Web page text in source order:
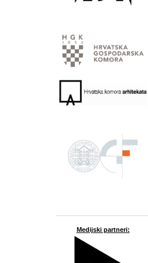
Medijski partneri: